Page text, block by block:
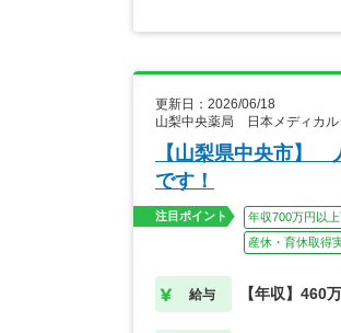
更新日：2026/06/18
山梨中央薬局 日本メディカル
【山梨県中央市】
です！
注目ポイント 年収700万円以
産休・育休取得
給与 【年収】460